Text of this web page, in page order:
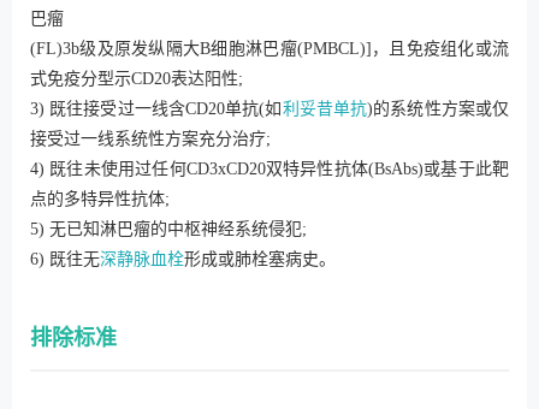
巴瘤
(FL)3b级及原发纵隔大B细胞淋巴瘤(PMBCL)]，且免疫组化或流
式免疫分型示CD20表达阳性;
3) 既往接受过一线含CD20单抗(如 利妥昔单抗)的系统性方案或仅
接受过一线系统性方案充分治疗;
4) 既往未使用过任何CD3xCD20双特异性抗体(BsAbs)或基于此靶
点的多特异性抗体;
5) 无已知淋巴瘤的中枢神经系统侵犯;
6) 既往无深静脉血栓形成或肺栓塞病史。
排除标准